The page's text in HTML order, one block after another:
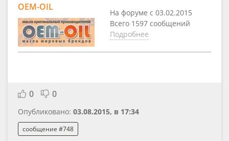
OEM-OIL
На форуме с 03.02.2015
Всего 1597 сообщений
Подробнее
0 0
Опубликовано: 03.08.2015, в 17:34
сообщение #748